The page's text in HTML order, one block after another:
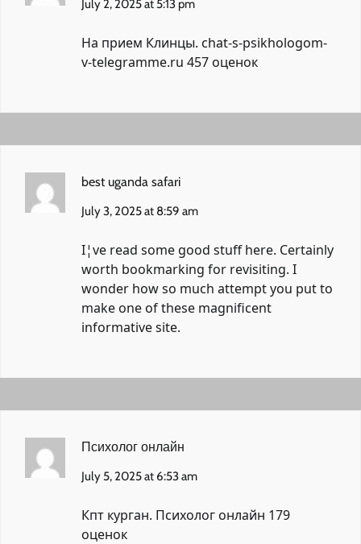
July 2, 2025 at 5:13 pm
На прием Клинцы. chat-s-psikhologom-
v-telegramme.ru 457 оценок
best uganda safari
July 3, 2025 at 8:59 am
I¦ve read some good stuff here. Certainly
worth bookmarking for revisiting. I
wonder how so much attempt you put to
make one of these magnificent
informative site.
Психолог онлайн
July 5, 2025 at 6:53 am
Кпт курган. Психолог онлайн 179
оценок